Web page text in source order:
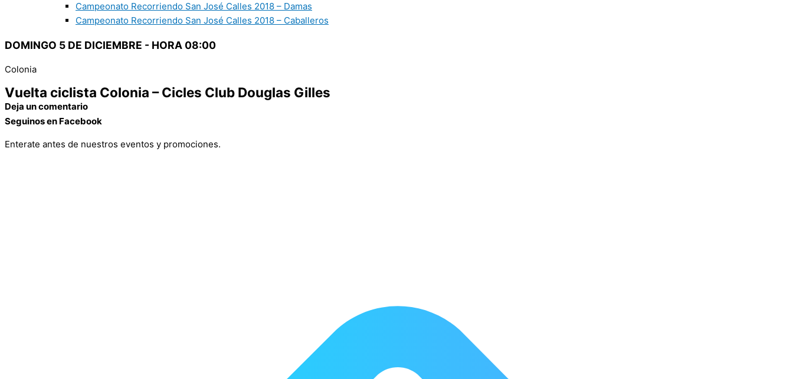
Campeonato Recorriendo San José Calles 2018 – Damas
Campeonato Recorriendo San José Calles 2018 – Caballeros
DOMINGO 5 DE DICIEMBRE - HORA 08:00
Colonia
Vuelta ciclista Colonia – Cicles Club Douglas Gilles
Deja un comentario
Seguinos en Facebook
Enterate antes de nuestros eventos y promociones.